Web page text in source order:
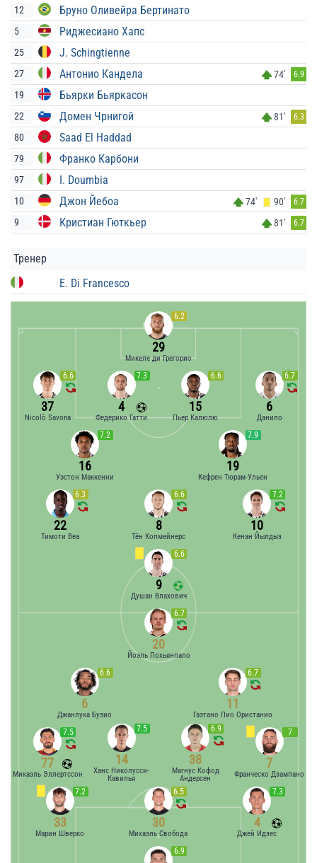
12 Бруно Оливейра Бертинато
5 Риджесиано Хапс
25 J. Schingtienne
27 Антонио Кандела 74' 6.9
19 Бьярки Бьяркасон
22 Домен Чрнигой 81' 6.3
80 Saad El Haddad
79 Франко Карбони
97 I. Doumbia
10 Джон Йебоа 74' 90' 6.7
9 Кристиан Гюткьер 81' 6.7
Тренер
E. Di Francesco
6.2
29
Микеле ди Грегорио
6.7
6
Данило
6.6
15
Пьер Калюлю
7.3
4
Федерико Гатти
6.6
37
Nicolò Savona
7.9
19
Кефрен Тюрам-Ульен
7.2
16
Уэстон Маккенни
7.2
10
Кенан Йылдыз
6.6
8
Тён Копмейнерс
6.3
22
Тимоти Веа
6.6
9
Душан Влахович
6.9
7.2
33
Марин Шверко
6.5
30
Михаэль Свобода
7.3
4
Джей Идзес
7.5
77
Микаэль Эллертссон
7.5
14
Ханс Николусси-
Кавилья
6.9
38
Магнус Кофод
Андерсен
7
7
Франческо Дзампано
6.6
6
Джанлука Бузио
6.7
11
Гаэтано Пио Ористанио
6.7
20
Йоэль Похьянпало